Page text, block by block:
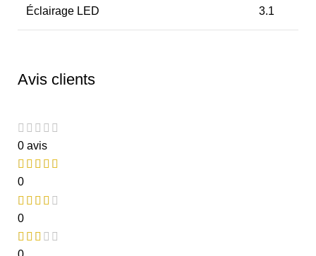
Éclairage LED 3.1
Avis clients
0 avis
0
0